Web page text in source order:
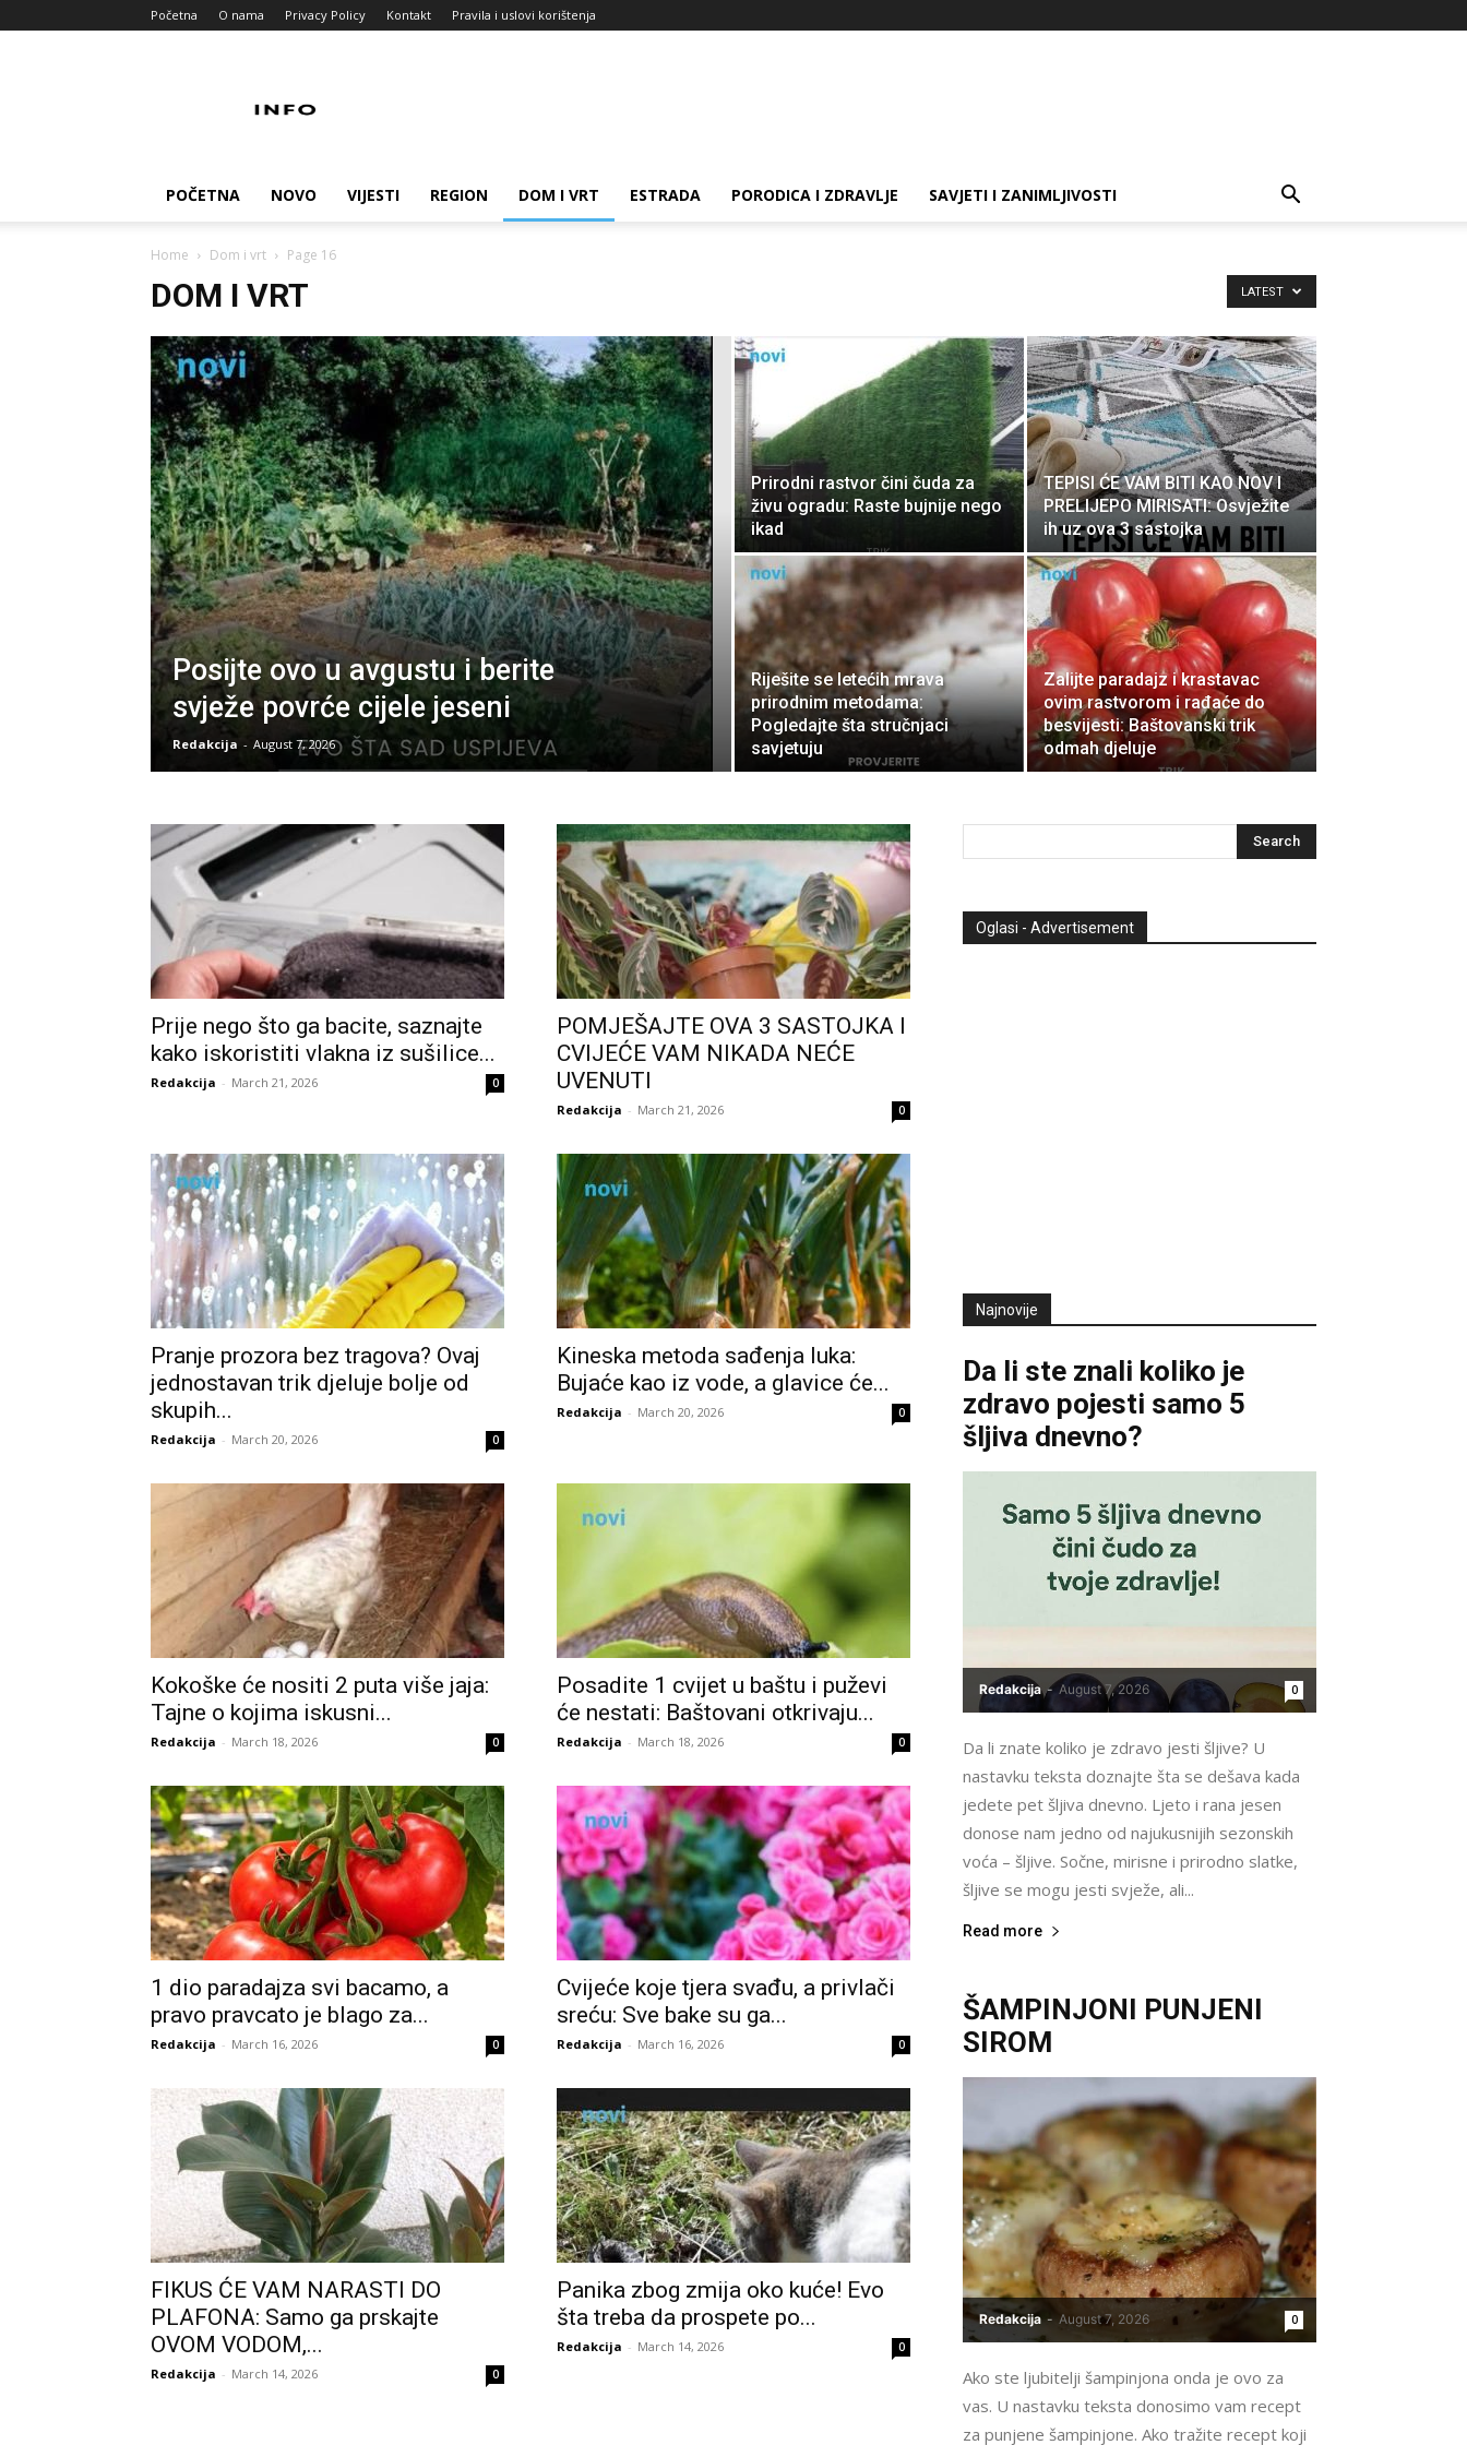
Početna O nama Privacy Policy Kontakt Pravila i uslovi korištenja
POČETNA NOVO VIJESTI REGION DOM I VRT ESTRADA PORODICA I ZDRAVLJE SAVJETI I ZANIMLJIVOSTI
Home Dom i vrt Page 16
DOM I VRT LATEST
Posijte ovo u avgustu i berite
svježe povrće cijele jeseni
Redakcija - August 7, 2026
Prirodni rastvor čini čuda za
živu ogradu: Raste bujnije nego
ikad
TEPISI ĆE VAM BITI KAO NOV I
PRELIJEPO MIRISATI: Osvježite
ih uz ova 3 sastojka
Riješite se letećih mrava
prirodnim metodama:
Pogledajte šta stručnjaci
savjetuju
Zalijte paradajz i krastavac
ovim rastvorom i rađaće do
besvijesti: Baštovanski trik
odmah djeluje
Prije nego što ga bacite, saznajte
kako iskoristiti vlakna iz sušilice...
Redakcija - March 21, 2026 0
POMJEŠAJTE OVA 3 SASTOJKA I
CVIJEĆE VAM NIKADA NEĆE
UVENUTI
Redakcija - March 21, 2026 0
Pranje prozora bez tragova? Ovaj
jednostavan trik djeluje bolje od
skupih...
Redakcija - March 20, 2026 0
Kineska metoda sađenja luka:
Bujaće kao iz vode, a glavice će...
Redakcija - March 20, 2026 0
Kokoške će nositi 2 puta više jaja:
Tajne o kojima iskusni...
Redakcija - March 18, 2026 0
Posadite 1 cvijet u baštu i puževi
će nestati: Baštovani otkrivaju...
Redakcija - March 18, 2026 0
1 dio paradajza svi bacamo, a
pravo pravcato je blago za...
Redakcija - March 16, 2026 0
Cvijeće koje tjera svađu, a privlači
sreću: Sve bake su ga...
Redakcija - March 16, 2026 0
FIKUS ĆE VAM NARASTI DO
PLAFONA: Samo ga prskajte
OVOM VODOM,...
Redakcija - March 14, 2026 0
Panika zbog zmija oko kuće! Evo
šta treba da prospete po...
Redakcija - March 14, 2026 0
Oglasi - Advertisement
Najnovije
Da li ste znali koliko je
zdravo pojesti samo 5
šljiva dnevno?
Redakcija - August 7, 2026 0
Da li znate koliko je zdravo jesti šljive? U
nastavku teksta doznajte šta se dešava kada
jedete pet šljiva dnevno. Ljeto i rana jesen
donose nam jedno od najukusnijih sezonskih
voća – šljive. Sočne, mirisne i prirodno slatke,
šljive se mogu jesti svježe, ali...
Read more
ŠAMPINJONI PUNJENI
SIROM
Redakcija - August 7, 2026 0
Ako ste ljubitelji šampinjona onda je ovo za
vas. U nastavku teksta donosimo vam recept
za punjene šampinjone. Ako tražite recept koji